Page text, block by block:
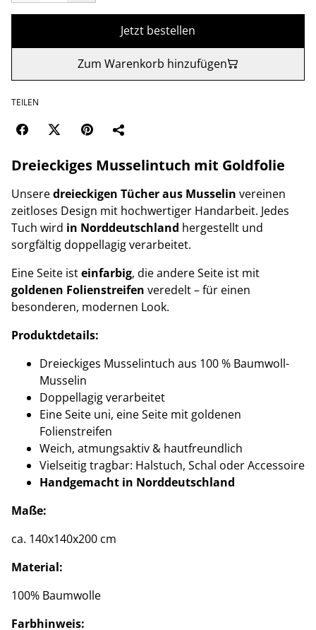
Jetzt bestellen
Zum Warenkorb hinzufügen
TEILEN
Dreieckiges Musselintuch mit Goldfolie
Unseredreieckigen Tücher aus Musselin vereinen
zeitloses Design mit hochwertiger Handarbeit. Jedes
Tuch wird in Norddeutschland hergestellt und
sorgfältig doppellagig verarbeitet.
Eine Seite isteinfarbig, die andere Seite ist mit
goldenen Folienstreifen veredelt – für einen
besonderen, modernen Look.
Produktdetails:
Dreieckiges Musselintuch aus 100 % Baumwoll-
Musselin
Doppellagig verarbeitet
Eine Seite uni, eine Seite mit goldenen
Folienstreifen
Weich, atmungsaktiv & hautfreundlich
Vielseitig tragbar: Halstuch, Schal oder Accessoire
Handgemacht in Norddeutschland
Maße:
ca. 140x140x200 cm
Material:
100% Baumwolle
Farbhinweis: